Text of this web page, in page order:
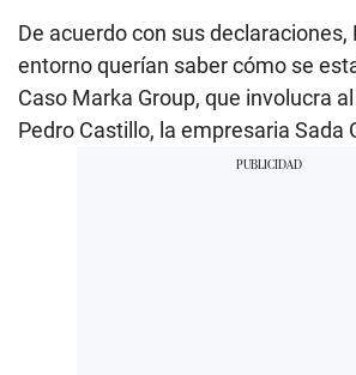
De acuerdo con sus declaraciones,
entorno querían saber cómo se
Caso Marka Group, que involucra
Pedro Castillo, la empresaria Sada